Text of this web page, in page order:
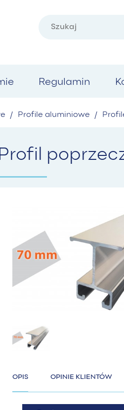
Regulamin
/ Profile aluminiowe /
OPIS OPINIE KLIENTÓW